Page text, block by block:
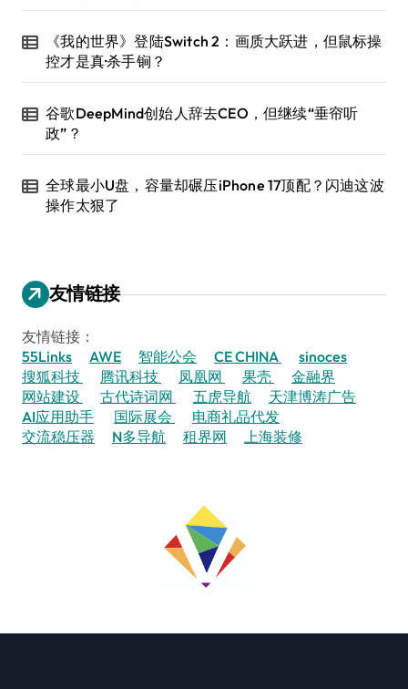
《我的世界》登陆Switch 2：画质大跃进，但鼠标操
控才是真·杀手锏？
谷歌DeepMind创始人辞去CEO，但继续“垂帘听
政”？
全球最小U盘，容量却碾压iPhone 17顶配？闪迪这波
操作太狠了
友情链接
友情链接：
55Links
AWE 智能公会 CE CHINA
sinoces
搜狐科技
腾讯科技 凤凰网 果壳
金融界
网站建设
古代诗词网 五虎导航
天津博涛广告
AI应用助手
国际展会
电商礼品代发
交流稳压器
N多导航 租界网 上海装修